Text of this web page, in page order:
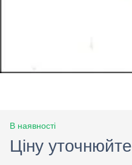
В наявності
Ціну уточнюйте